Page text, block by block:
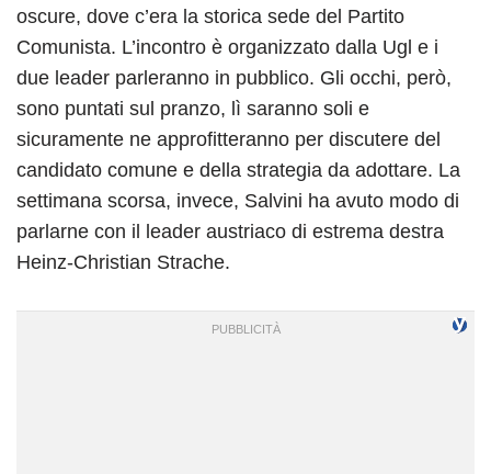
oscure, dove c’era la storica sede del Partito
Comunista. L’incontro è organizzato dalla Ugl e i
due leader parleranno in pubblico. Gli occhi, però,
sono puntati sul pranzo, lì saranno soli e
sicuramente ne approfitteranno per discutere del
candidato comune e della strategia da adottare. La
settimana scorsa, invece, Salvini ha avuto modo di
parlarne con il leader austriaco di estrema destra
Heinz-Christian Strache.